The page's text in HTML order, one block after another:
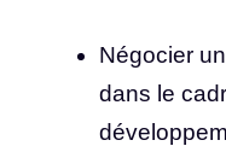
Négocier un
dans le